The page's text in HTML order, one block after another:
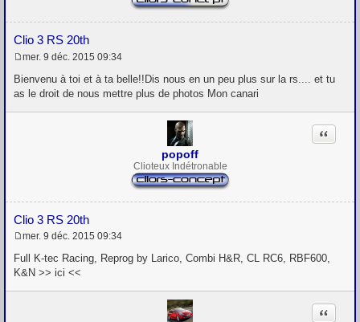
Clio 3 RS 20th
e
s
a
mer. 9 déc. 2015 09:34
Bienvenu à toi et à ta belle!!Dis nous en un peu plus sur la rs.... et tu
as le droit de nous mettre plus de photos Mon canari
popoff
Clioteux Indétronable
Clio 3 RS 20th
Citation
e
s
s
a
mer. 9 déc. 2015 09:34
Full K-tec Racing, Reprog by Larico, Combi H&R, CL RC6, RBF600,
K&N >> ici <<
Citation